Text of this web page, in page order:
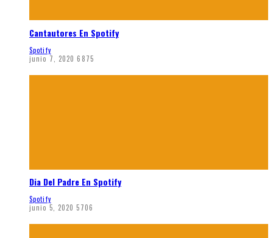
Cantautores En Spotify
Spotify
junio 7, 2020 6875
Dia Del Padre En Spotify
Spotify
junio 5, 2020 5706